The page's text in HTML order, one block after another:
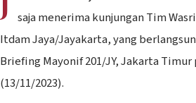
saja menerima kunjungan Tim
Itdam Jaya/Jayakarta, yang
Briefing Mayonif 201/JY, Jakarta Timur
(13/11/2023).